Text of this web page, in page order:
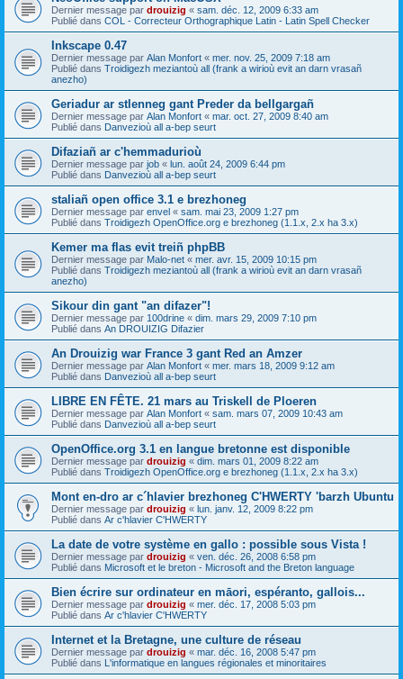
Dernier message par drouizig « sam. déc. 12, 2009 6:33 am
Publié dans COL - Correcteur Orthographique Latin - Latin Spell Checker
Inkscape 0.47
Dernier message par Alan Monfort « mer. nov. 25, 2009 7:18 am
Publié dans Troidigezh meziantoù all (frank a wirioù evit an darn vrasañ
anezho)
Geriadur ar stlenneg gant Preder da bellgargañ
Dernier message par Alan Monfort « mar. oct. 27, 2009 8:40 am
Publié dans Danvezioù all a-bep seurt
Difaziañ ar c'hemmadurioù
Dernier message par job « lun. août 24, 2009 6:44 pm
Publié dans Danvezioù all a-bep seurt
staliañ open office 3.1 e brezhoneg
Dernier message par envel « sam. mai 23, 2009 1:27 pm
Publié dans Troidigezh OpenOffice.org e brezhoneg (1.1.x, 2.x ha 3.x)
Kemer ma flas evit treiñ phpBB
Dernier message par Malo-net « mer. avr. 15, 2009 10:15 pm
Publié dans Troidigezh meziantoù all (frank a wirioù evit an darn vrasañ
anezho)
Sikour din gant "an difazer"!
Dernier message par 100drine « dim. mars 29, 2009 7:10 pm
Publié dans An DROUIZIG Difazier
An Drouizig war France 3 gant Red an Amzer
Dernier message par Alan Monfort « mer. mars 18, 2009 9:12 am
Publié dans Danvezioù all a-bep seurt
LIBRE EN FÊTE. 21 mars au Triskell de Ploeren
Dernier message par Alan Monfort « sam. mars 07, 2009 10:43 am
Publié dans Danvezioù all a-bep seurt
OpenOffice.org 3.1 en langue bretonne est disponible
Dernier message par drouizig « dim. mars 01, 2009 8:22 am
Publié dans Troidigezh OpenOffice.org e brezhoneg (1.1.x, 2.x ha 3.x)
Mont en-dro ar c´hlavier brezhoneg C'HWERTY 'barzh Ubuntu
Dernier message par drouizig « lun. janv. 12, 2009 8:22 pm
Publié dans Ar c'hlavier C'HWERTY
La date de votre système en gallo : possible sous Vista !
Dernier message par drouizig « ven. déc. 26, 2008 6:58 pm
Publié dans Microsoft et le breton - Microsoft and the Breton language
Bien écrire sur ordinateur en māori, espéranto, gallois...
Dernier message par drouizig « mer. déc. 17, 2008 5:03 pm
Publié dans Ar c'hlavier C'HWERTY
Internet et la Bretagne, une culture de réseau
Dernier message par drouizig « mar. déc. 16, 2008 5:47 pm
Publié dans L'informatique en langues régionales et minoritaires